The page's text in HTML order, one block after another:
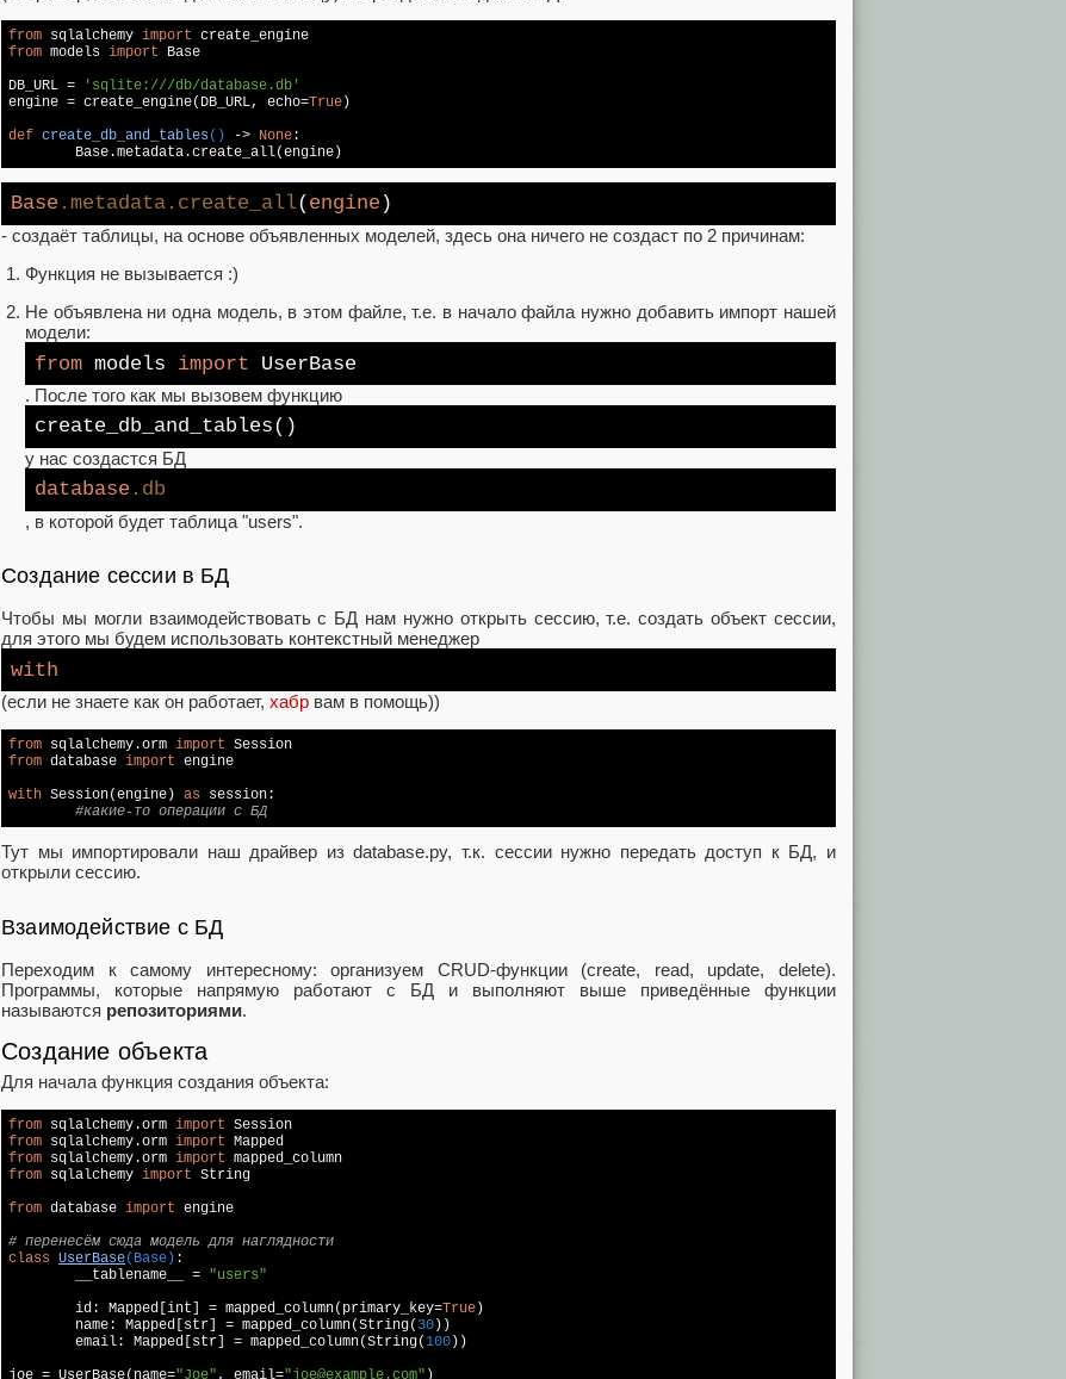
from sqlalchemy import
from models import Base
DB_URL =
'sqlite:///db/database.db'
engine = create_engine(DB_URL, echo=True )
def create_db_and_tables() -> None:
Base .metadata .create_all( engine )
- создаёт таблицы, на основе объявленных моделей, здесь она ничего не создаст по 2 причинам:
Функция не вызывается :)
Не объявлена ни одна модель, в этом файле, т.е. в начало файла нужно добавить импорт нашей
модели:
from models import UserBase
. После того как мы вызовем функцию
create_db_and_tables()
у нас создастся БД
database .db
, в которой будет таблица "users".
Создание сессии в БД
Чтобы мы могли взаимодействовать с БД нам нужно открыть сессию, т.е. создать объект сессии,
для этого мы будем использовать контекстный менеджер
with
(если не знаете как он работает, хабр вам в помощь))
from sqlalchemy.orm import
from database import engine
with Session(engine) as session:
#какие-то операции с БД
Тут мы импортировали наш драйвер из database.py, т.к. сессии нужно передать доступ к БД, и
открыли сессию.
Взаимодействие с БД
Переходим к самому интересному: организуем CRUD-функции (create, read, update, delete).
Программы, которые напрямую работают с БД и выполняют выше приведённые функции
называются репозиториями.
Создание объекта
Для начала функция создания объекта:
from sqlalchemy.orm import
from sqlalchemy.orm import
from sqlalchemy.orm import
from sqlalchemy import String
from database import engine
# перенесём сюда модель для наглядности
class UserBase(Base) :
__tablename__ = "users"
	id: Mapped[int] = mapped_column(primary_key=
True )
	name: Mapped[str] = mapped_column(String(
30 ))
	email: Mapped[str] = mapped_column(String(
100 ))
joe = UserBase(name="Joe" , email="joe@example.com" )